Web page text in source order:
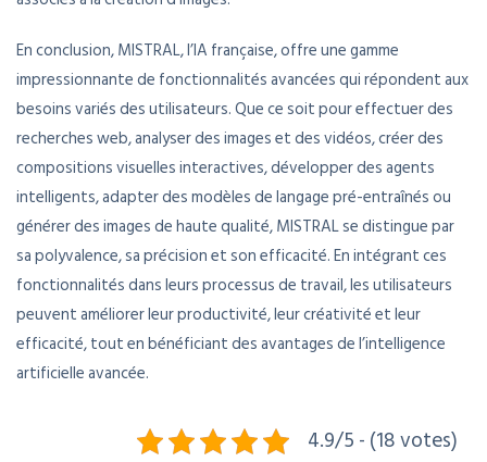
En conclusion, MISTRAL, l’IA française, offre une gamme
impressionnante de fonctionnalités avancées qui répondent aux
besoins variés des utilisateurs. Que ce soit pour effectuer des
recherches web, analyser des images et des vidéos, créer des
compositions visuelles interactives, développer des agents
intelligents, adapter des modèles de langage pré-entraînés ou
générer des images de haute qualité, MISTRAL se distingue par
sa polyvalence, sa précision et son efficacité. En intégrant ces
fonctionnalités dans leurs processus de travail, les utilisateurs
peuvent améliorer leur productivité, leur créativité et leur
efficacité, tout en bénéficiant des avantages de l’intelligence
artificielle avancée.
4.9/5 - (18 votes)